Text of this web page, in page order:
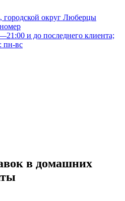
городской округ Люберцы
и до последнего клиента;
пн-вс
в домашних